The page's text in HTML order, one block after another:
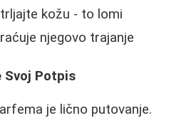
kožu - to lomi
njegovo trajanje
Svoj Potpis
je lično putovanje.